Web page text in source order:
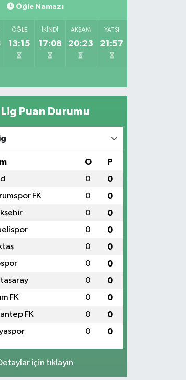
Öğle Namazı
ÖĞLE
13:15
İKINDI
17:08
AKŞAM
20:23
YATSI
21:57
Puan Durumu
O P
0 0
FK 0 0
0 0
0 0
0 0
0 0
0 0
FK 0 0
FK 0 0
0 0
için tıklayın